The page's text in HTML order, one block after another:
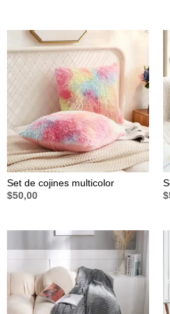
Set de cojines multicolor
$50,00
$